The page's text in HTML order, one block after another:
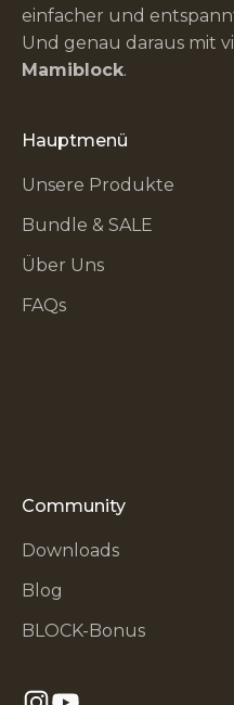
einfacher und
Und genau daraus mit
Mamiblock.
Hauptmenü
Unsere Produkte
Bundle & SALE
Über Uns
FAQs
Community
Downloads
Blog
BLOCK-Bonus